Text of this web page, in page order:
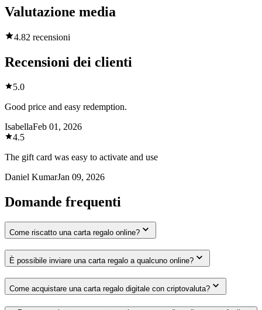
Valutazione media
4.82 recensioni
Recensioni dei clienti
5.0
Good price and easy redemption.
IsabellaFeb 01, 2026
4.5
The gift card was easy to activate and use
Daniel KumarJan 09, 2026
Domande frequenti
Come riscatto una carta regalo online?
È possibile inviare una carta regalo a qualcuno online?
Come acquistare una carta regalo digitale con criptovaluta?